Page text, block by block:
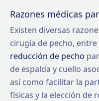
Razones médicas
Existen diversas
cirugía de pecho,
reducción de pecho
de espalda y cuello
así como facilitar la
físicas y la elección de